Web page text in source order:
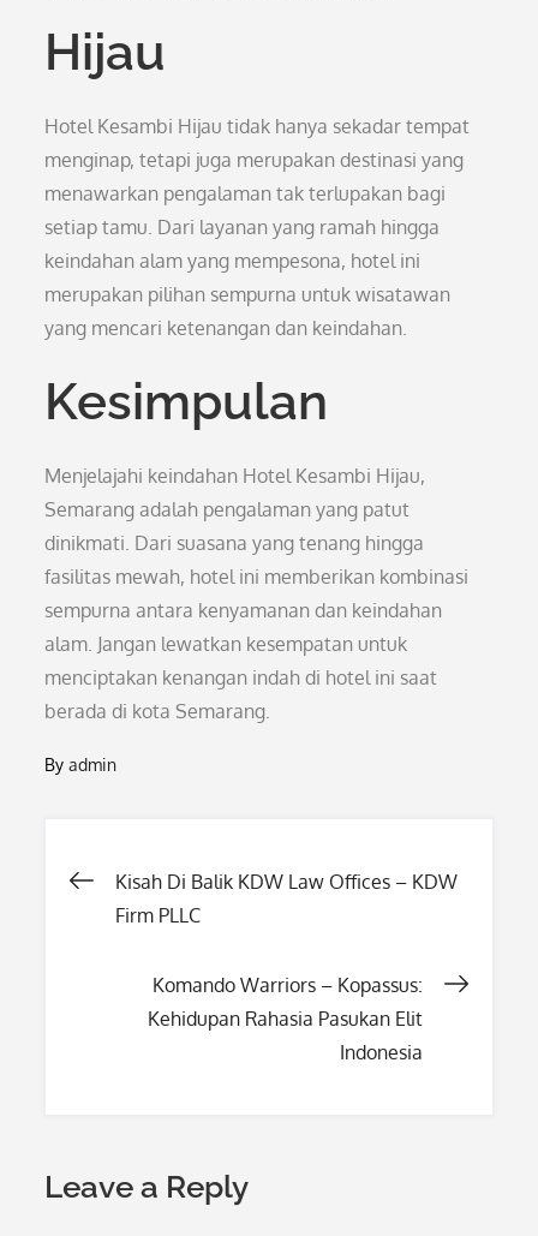
Hijau
Hotel Kesambi Hijau tidak hanya sekadar tempat
menginap, tetapi juga merupakan destinasi yang
menawarkan pengalaman tak terlupakan bagi
setiap tamu. Dari layanan yang ramah hingga
keindahan alam yang mempesona, hotel ini
merupakan pilihan sempurna untuk wisatawan
yang mencari ketenangan dan keindahan.
Kesimpulan
Menjelajahi keindahan Hotel Kesambi Hijau,
Semarang adalah pengalaman yang patut
dinikmati. Dari suasana yang tenang hingga
fasilitas mewah, hotel ini memberikan kombinasi
sempurna antara kenyamanan dan keindahan
alam. Jangan lewatkan kesempatan untuk
menciptakan kenangan indah di hotel ini saat
berada di kota Semarang.
Byadmin
Post
Kisah Di Balik KDW Law Offices – KDW
Firm PLLC
Komando Warriors – Kopassus:
Kehidupan Rahasia Pasukan Elit
Indonesia
Leave a Reply